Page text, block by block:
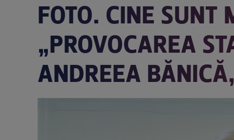
FOTO. CINE SUNT
„PROVOCAREA
ANDREEA